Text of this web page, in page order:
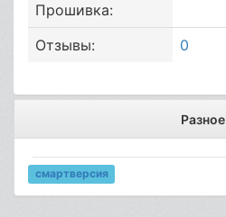
Прошивка:
Отзывы:
0
Разное
смартверсия